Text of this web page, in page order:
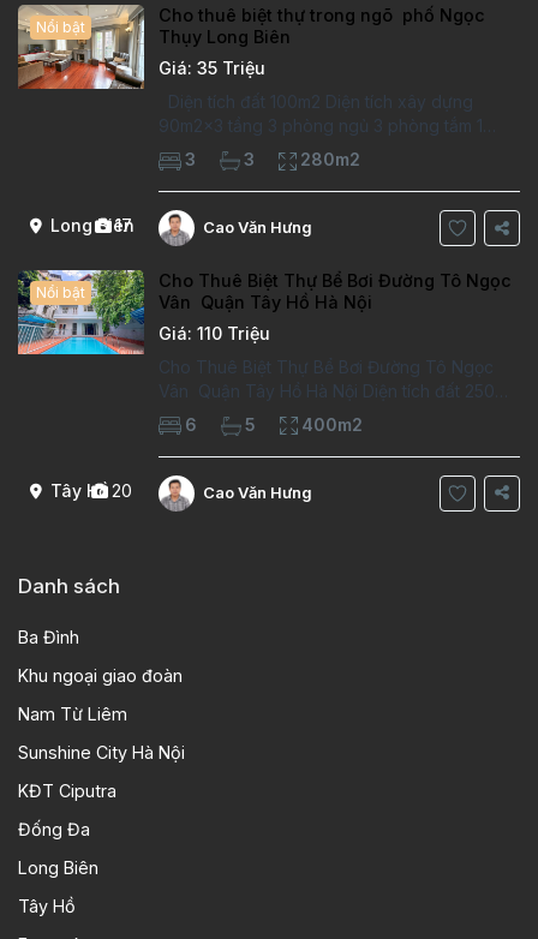
Long Biên
17
Nổi bật
Cho thuê biệt thự trong ngõ phố Ngọc
Thụy Long Biên
Giá: 35 Triệu
Diện tích đất 100m2 Diện tích xây dựng
90m2x3 tầng 3 phòng ngủ 3 phòng tắm 1
phòng làm việc Vị trí ý tưởng 10 phút đi bộ tới
trường việt pháp Ngôi nhà được thiết kế theo
kiểu phát cổ,trong khu dân
3 3 280m2
Cao Văn Hưng
Tây Hồ20
Nổi bật
Cho Thuê Biệt Thự Bể Bơi Đường Tô Ngọc
Vân Quận Tây Hồ Hà Nội
Giá: 110 Triệu
Cho Thuê Biệt Thự Bể Bơi Đường Tô Ngọc
Vân Quận Tây Hồ Hà Nội Diện tích đất 250m2
Diện tích xây dựng 100m2 Xây 4 tầng, 6
phòng ngủ 5 phòng tắm Tầng 1, , phòng
khách , phòng bếp-1wc Tầng 2, 2 phòng
6 5 400m2
Cao Văn Hưng
Danh sách
Ba Đình
Khu ngoại giao đoàn
Nam Từ Liêm
Sunshine City Hà Nội
KĐT Ciputra
Đống Đa
Long Biên
Tây Hồ